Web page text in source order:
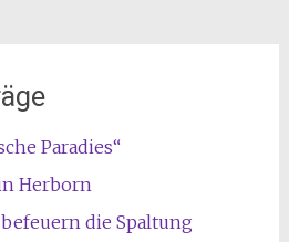
Paradies“
Herborn
die Spaltung